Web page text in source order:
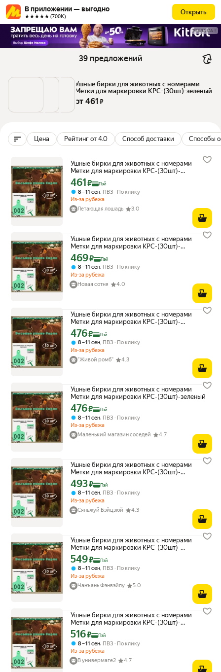
В приложении — выгодно
★★★★★ (700К)
Открыть
РЕКЛАМА
39 предложений
Ушные бирки для животных с номерами
Метки для маркировки КРС-(30шт)-зеленый
от 461 ₽
Цена Рейтинг от 4.0 Способ доставки Способы
Ушные бирки для животных с номерами
Метки для маркировки КРС-(30шт)-
зеленый
Цена с картой Яндекс Пэй 461 ₽ вместо
461₽ Пэй
8 – 11 сен, ПВЗ
По клику
Из-за рубежа
Летающая лошадь
3.0
Ушные бирки для животных с номерами
Метки для маркировки КРС-(30шт)-
зеленый
Цена с картой Яндекс Пэй 469 ₽ вместо
469₽ Пэй
8 – 11 сен, ПВЗ
По клику
Из-за рубежа
Новая сотня
4.0
Ушные бирки для животных с номерами
Метки для маркировки КРС-(30шт)-
зеленый
Цена с картой Яндекс Пэй 476 ₽ вместо
476₽ Пэй
8 – 11 сен ПВЗ
По клику
Из-за рубежа
"Живой ромб"
4.3
Ушные бирки для животных с номерами
Метки для маркировки КРС-(30шт)-зеленый
Цена с картой Яндекс Пэй 476 ₽ вместо
476₽ Пэй
8 – 11 сен, ПВЗ
По клику
Из-за рубежа
Маленький магазин соседей
4.7
Ушные бирки для животных с номерами
Метки для маркировки КРС-(30шт)-
зеленый
Цена с картой Яндекс Пэй 493 ₽ вместо
493₽ Пэй
8 – 11 сен, ПВЗ
По клику
Из-за рубежа
Сяньжуй Бэйцзюй
4.3
Ушные бирки для животных с номерами
Метки для маркировки КРС-(30шт)-
зеленый
Цена с картой Яндекс Пэй 549 ₽ вместо
549₽ Пэй
8 – 11 сен ПВЗ
По клику
Из-за рубежа
Чанъань Фэнвэйпу
5.0
Ушные бирки для животных с номерами
Метки для маркировки КРС-(30шт)-
зеленый
Цена с картой Яндекс Пэй 516 ₽ вместо
516₽ Пэй
8 – 11 сен, ПВЗ
По клику
Из-за рубежа
В универмаге2
4.7